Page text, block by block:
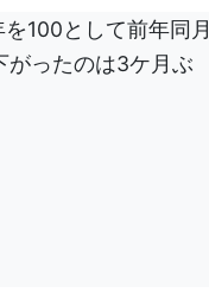
100として前年同月
がったのは3ケ月ぶ